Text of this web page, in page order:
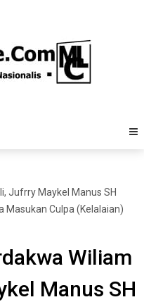
Jufrry Maykel Manus SH
Masukan Culpa (Kelalaian)
Wiliam
Manus SH